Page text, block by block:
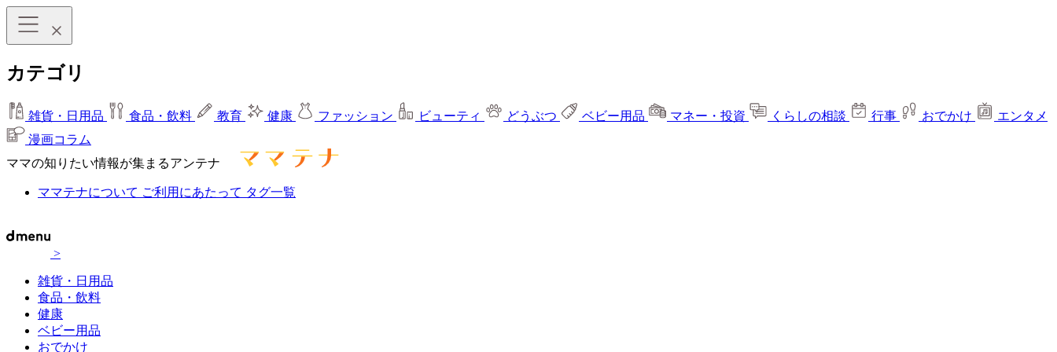
カテゴリ
雑貨・日用品 食品・飲料 教育 健康 ファッション ビューティ どうぶつ ベビー用品 マネー・投資 くらしの相談 行事 おでかけ
エンタメ
漫画コラム
ママの知りたい情報が集まるアンテナ
ママテナについて ご利用にあたって タグ一覧
>
雑貨・日用品
食品・飲料
健康
ベビー用品
おでかけ